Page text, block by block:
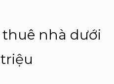
nhà dưới